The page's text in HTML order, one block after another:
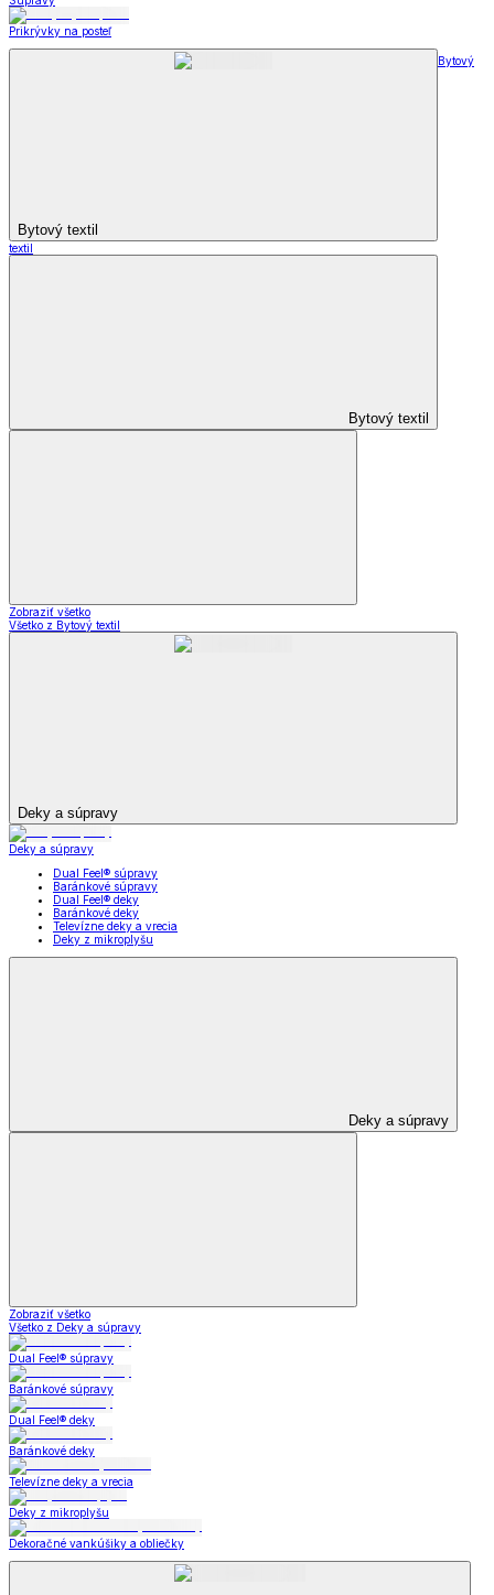
Prikrývky na posteľ
Bytový textil
Bytový
textil
Bytový textil
Zobraziť všetko
Všetko z Bytový textil
Deky a súpravy
Deky a súpravy
Dual Feel® súpravy
Baránkové súpravy
Dual Feel® deky
Baránkové deky
Televízne deky a vrecia
Deky z mikroplyšu
Deky a súpravy
Zobraziť všetko
Všetko z Deky a súpravy
Dual Feel® súpravy
Baránkové súpravy
Dual Feel® deky
Baránkové deky
Televízne deky a vrecia
Deky z mikroplyšu
Dekoračné vankúšiky a obliečky